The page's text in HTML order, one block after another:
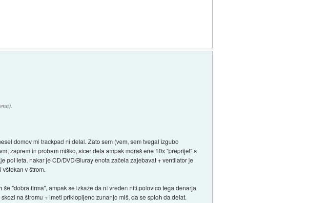
domov mi trackpad ni delal. Zato sem (vem, sem tvegal izgubo
zaprem in probam miško, sicer dela ampak moraš ene 10x "preprijet" s
pol leta, nakar je CD/DVD/Bluray enota začela zajebavat + ventilator je
v štrom.
"dobra firma", ampak se izkaže da ni vreden niti polovico tega denarja
na štromu + imeti priklopljeno zunanjo miš, da se sploh da delat.